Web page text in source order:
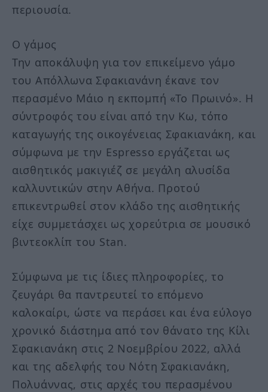
περιουσία.
Ο γάμος
Την αποκάλυψη για τον επικείμενο γάμο
του Απόλλωνα Σφακιανάνη έκανε τον
περασμένο Μάιο η εκπομπή «Το Πρωινό». Η
σύντροφός του είναι από την Κω, τόπο
καταγωγής της οικογένειας Σφακιανάκη, και
σύμφωνα με την Espresso εργάζεται ως
αισθητικός μακιγιέζ σε μεγάλη αλυσίδα
καλλυντικών στην Αθήνα. Προτού
επικεντρωθεί στον κλάδο της αισθητικής
είχε συμμετάσχει ως χορεύτρια σε μουσικό
βιντεοκλίπ του Stan.
Σύμφωνα με τις ίδιες πληροφορίες, το
ζευγάρι θα παντρευτεί το επόμενο
καλοκαίρι, ώστε να περάσει και ένα εύλογο
χρονικό διάστημα από τον θάνατο της Κίλι
Σφακιανάκη στις 2 Νοεμβρίου 2022, αλλά
και της αδελφής του Νότη Σφακιανάκη,
Πολυάννας, στις αρχές του περασμένου